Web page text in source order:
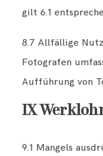
gilt 6.1
8.7 Allfällige
Fotografen
Aufführung von
IX
9.1 Mangels